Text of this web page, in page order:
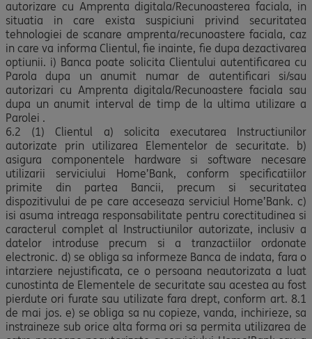
autorizare cu Amprenta digitala/Recunoasterea faciala, in
situatia in care exista suspiciuni privind securitatea
tehnologiei de scanare amprenta/recunoastere faciala, caz
in care va informa Clientul, fie inainte, fie dupa dezactivarea
optiunii. i) Banca poate solicita Clientului autentificarea cu
Parola dupa un anumit numar de autentificari si/sau
autorizari cu Amprenta digitala/Recunoastere faciala sau
dupa un anumit interval de timp de la ultima utilizare a
Parolei .
6.2 (1) Clientul a) solicita executarea Instructiunilor
autorizate prin utilizarea Elementelor de securitate. b)
asigura componentele hardware si software necesare
utilizarii serviciului Home’Bank, conform specificatiilor
primite din partea Bancii, precum si securitatea
dispozitivului de pe care acceseaza serviciul Home’Bank. c)
isi asuma intreaga responsabilitate pentru corectitudinea si
caracterul complet al Instructiunilor autorizate, inclusiv a
datelor introduse precum si a tranzactiilor ordonate
electronic. d) se obliga sa informeze Banca de indata, fara o
intarziere nejustificata, ce o persoana neautorizata a luat
cunostinta de Elementele de securitate sau acestea au fost
pierdute ori furate sau utilizate fara drept, conform art. 8.1
de mai jos. e) se obliga sa nu copieze, vanda, inchirieze, sa
instraineze sub orice alta forma ori sa permita utilizarea de